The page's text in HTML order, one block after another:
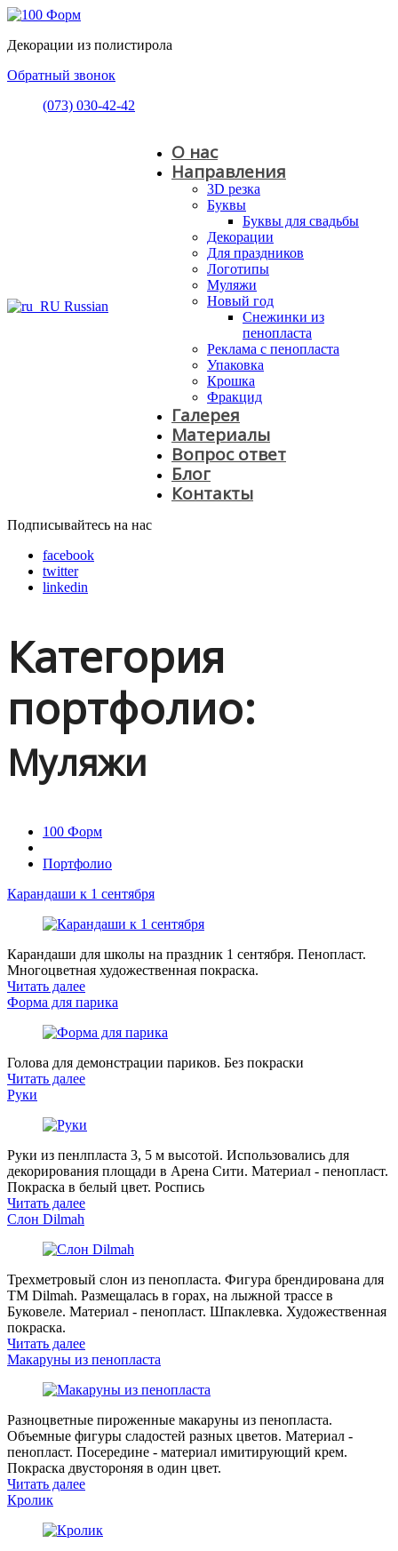
Декорации из полистирола
Обратный звонок
(073) 030-42-42
Russian
О нас
Направления
3D резка
Буквы
Буквы для свадьбы
Декорации
Для праздников
Логотипы
Муляжи
Новый год
Снежинки из
пенопласта
Реклама с пенопласта
Упаковка
Крошка
Фракцид
Галерея
Материалы
Вопрос ответ
Блог
Контакты
Подписывайтесь на нас
facebook
twitter
linkedin
Категория
портфолио:
Муляжи
100 Форм
Портфолио
Карандаши к 1 сентября
Карандаши для школы на праздник 1 сентября. Пенопласт.
Многоцветная художественная покраска.
Читать далее
Форма для парика
Голова для демонстрации париков. Без покраски
Читать далее
Руки
Руки из пенлпласта 3, 5 м высотой. Использовались для
декорирования площади в Арена Сити. Материал - пенопласт.
Покраска в белый цвет. Роспись
Читать далее
Слон Dilmah
Трехметровый слон из пенопласта. Фигура брендирована для
ТМ Dilmah. Размещалась в горах, на лыжной трассе в
Буковеле. Материал - пенопласт. Шпаклевка. Художественная
покраска.
Читать далее
Макаруны из пенопласта
Разноцветные пироженные макаруны из пенопласта.
Объемные фигуры сладостей разных цветов. Материал -
пенопласт. Посередине - материал имитирующий крем.
Покраска двустороняя в один цвет.
Читать далее
Кролик